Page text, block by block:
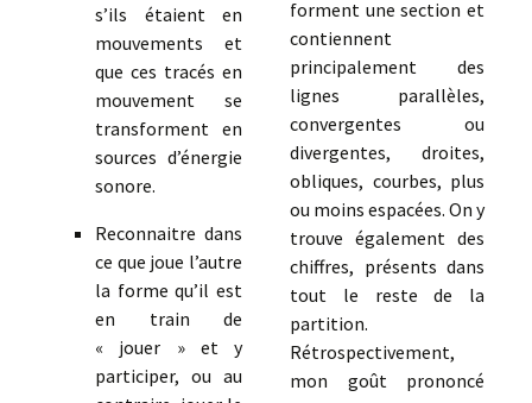
s’ils étaient en
mouvements et
que ces tracés en
mouvement se
transforment en
sources d’énergie
sonore.
Reconnaitre dans
ce que joue l’autre
la forme qu’il est
en train de
« jouer » et y
participer, ou au
forment une section et
contiennent
principalement des
lignes parallèles,
convergentes ou
divergentes, droites,
obliques, courbes, plus
ou moins espacées. On y
trouve également des
chiffres, présents dans
tout le reste de la
partition.
Rétrospectivement,
mon goût prononcé